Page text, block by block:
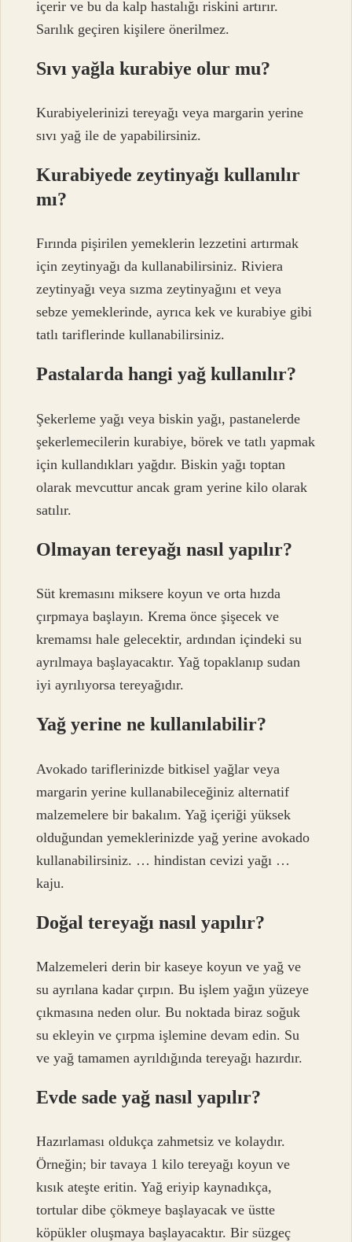
içerir ve bu da kalp hastalığı riskini artırır.
Sarılık geçiren kişilere önerilmez.
Sıvı yağla kurabiye olur mu?
Kurabiyelerinizi tereyağı veya margarin yerine
sıvı yağ ile de yapabilirsiniz.
Kurabiyede zeytinyağı kullanılır
mı?
Fırında pişirilen yemeklerin lezzetini artırmak
için zeytinyağı da kullanabilirsiniz. Riviera
zeytinyağı veya sızma zeytinyağını et veya
sebze yemeklerinde, ayrıca kek ve kurabiye gibi
tatlı tariflerinde kullanabilirsiniz.
Pastalarda hangi yağ kullanılır?
Şekerleme yağı veya biskin yağı, pastanelerde
şekerlemecilerin kurabiye, börek ve tatlı yapmak
için kullandıkları yağdır. Biskin yağı toptan
olarak mevcuttur ancak gram yerine kilo olarak
satılır.
Olmayan tereyağı nasıl yapılır?
Süt kremasını miksere koyun ve orta hızda
çırpmaya başlayın. Krema önce şişecek ve
kremamsı hale gelecektir, ardından içindeki su
ayrılmaya başlayacaktır. Yağ topaklanıp sudan
iyi ayrılıyorsa tereyağıdır.
Yağ yerine ne kullanılabilir?
Avokado tariflerinizde bitkisel yağlar veya
margarin yerine kullanabileceğiniz alternatif
malzemelere bir bakalım. Yağ içeriği yüksek
olduğundan yemeklerinizde yağ yerine avokado
kullanabilirsiniz. … hindistan cevizi yağı …
kaju.
Doğal tereyağı nasıl yapılır?
Malzemeleri derin bir kaseye koyun ve yağ ve
su ayrılana kadar çırpın. Bu işlem yağın yüzeye
çıkmasına neden olur. Bu noktada biraz soğuk
su ekleyin ve çırpma işlemine devam edin. Su
ve yağ tamamen ayrıldığında tereyağı hazırdır.
Evde sade yağ nasıl yapılır?
Hazırlaması oldukça zahmetsiz ve kolaydır.
Örneğin; bir tavaya 1 kilo tereyağı koyun ve
kısık ateşte eritin. Yağ eriyip kaynadıkça,
tortular dibe çökmeye başlayacak ve üstte
köpükler oluşmaya başlayacaktır. Bir süzgeç